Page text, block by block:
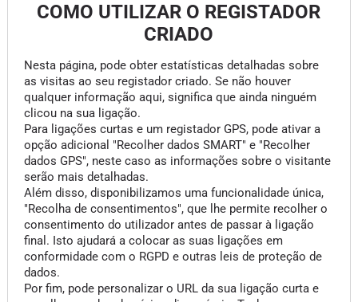
COMO UTILIZAR O REGISTADOR
CRIADO
Nesta página, pode obter estatísticas detalhadas sobre
as visitas ao seu registador criado. Se não houver
qualquer informação aqui, significa que ainda ninguém
clicou na sua ligação.
Para ligações curtas e um registador GPS, pode ativar a
opção adicional "Recolher dados SMART" e "Recolher
dados GPS", neste caso as informações sobre o visitante
serão mais detalhadas.
Além disso, disponibilizamos uma funcionalidade única,
"Recolha de consentimentos", que lhe permite recolher o
consentimento do utilizador antes de passar à ligação
final. Isto ajudará a colocar as suas ligações em
conformidade com o RGPD e outras leis de proteção de
dados.
Por fim, pode personalizar o URL da sua ligação curta e